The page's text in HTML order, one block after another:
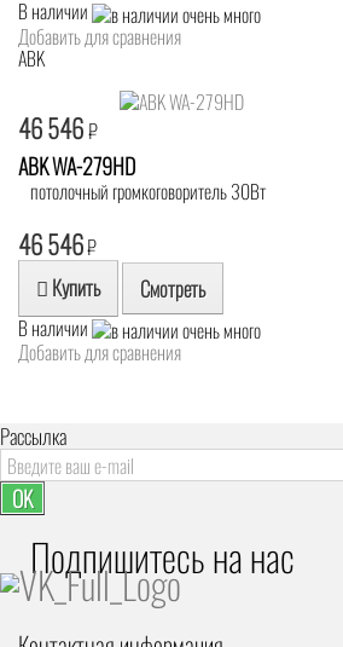
В наличии
Добавить для сравнения
ABK
46 546₽
ABK WA-279HD
потолочный громкоговоритель 30Вт
46 546₽
Купить Смотреть
В наличии
Добавить для сравнения
Рассылка
OK
Подпишитесь на наc